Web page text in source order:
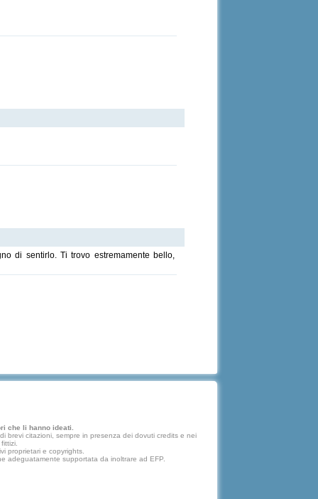
di sentirlo. Ti trovo estremamente bello,
che li hanno ideati.
brevi citazioni, sempre in presenza dei dovuti credits e nei
proprietari e copyrights.
adeguatamente supportata da inoltrare ad EFP.